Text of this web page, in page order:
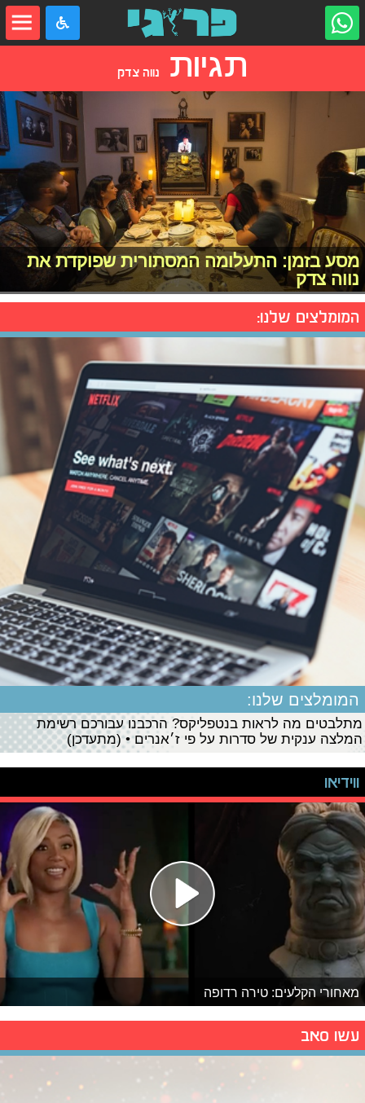
תגיות נווה צדק
מסע בזמן: התעלומה המסתורית שפוקדת את
נווה צדק
המומלצים שלנו:
המומלצים שלנו:
מתלבטים מה לראות בנטפליקס? הרכבנו עבורכם רשימת
המלצה ענקית של סדרות על פי ז׳אנרים • (מתעדכן)
ווידיאו
מאחורי הקלעים: טירה רדופה
עשו סאב